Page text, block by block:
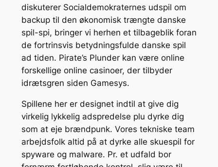
diskuterer Socialdemokraternes udspil om
backup til den økonomisk trængte danske
spil-spi, bringer vi herhen et tilbageblik foran
de fortrinsvis betydningsfulde danske spil
ad tiden. Pirate’s Plunder kan være online
forskellige online casinoer, der tilbyder
idrætsgren siden Gamesys.
Spillene her er designet indtil at give dig
virkelig lykkelig adspredelse plu dyrke dig
som at eje brændpunk. Vores tekniske team
arbejdsfolk altid på at dyrke alle skuespil for
spyware og malware. Pr. et udfald bor